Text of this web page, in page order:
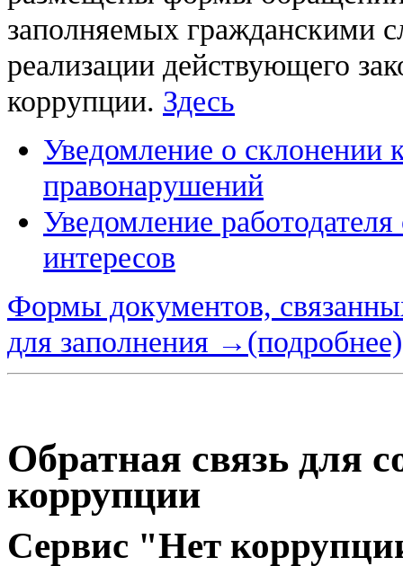
заполняемых гражданскими
реализации действующего
коррупции. Здесь
Уведомление о
правонарушений
Уведомление
интересов
Формы документов,
для заполнения →(подробнее)
Обратная связь для
коррупции
Сервис "Нет